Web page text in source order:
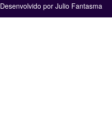
Desenvolvido por Julio Fantasma